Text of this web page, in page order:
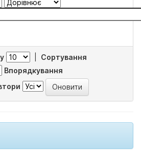
Сортування
Впорядкування